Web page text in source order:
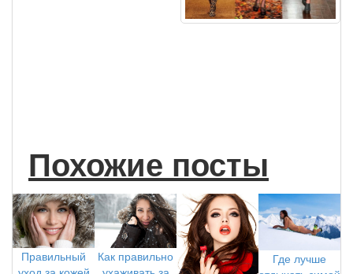
Похожие посты
Правильный
Как правильно
Где лучше